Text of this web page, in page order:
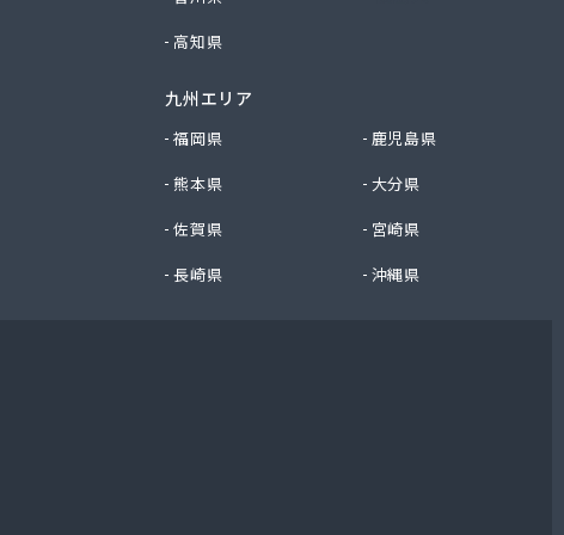
高知県
九州エリア
福岡県
鹿児島県
熊本県
大分県
佐賀県
宮崎県
長崎県
沖縄県